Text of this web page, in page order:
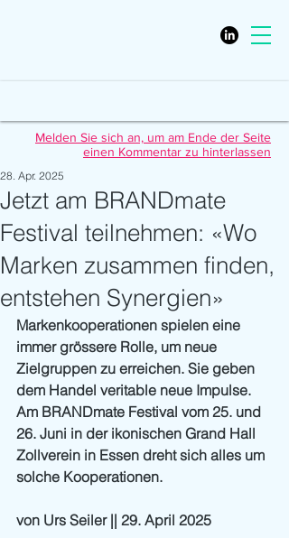
Melden Sie sich an, um am Ende der Seite
einen Kommentar zu hinterlassen
Jetzt am BRANDmate
Festival teilnehmen: «Wo
Marken zusammen finden,
entstehen Synergien»
28. Apr. 2025
Markenkooperationen spielen eine
immer grössere Rolle, um neue
Zielgruppen zu erreichen. Sie geben
dem Handel veritable neue Impulse.
Am BRANDmate Festival vom 25. und
26. Juni in der ikonischen Grand Hall
Zollverein in Essen dreht sich alles um
solche Kooperationen.
von Urs Seiler || 29. April 2025